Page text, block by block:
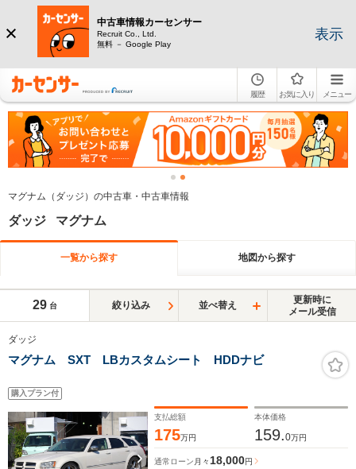
中古車情報カーセンサー
Recruit Co., Ltd.
無料 － Google Play
表示
履歴 お気に入り メニュー
マグナム（ダッジ）の中古車・中古車情報
ダッジ マグナム
一覧から探す 地図から探す
29 台 絞り込み 並べ替え
更新時に
メール受信
ダッジ
マグナム SXT LBカスタムシート HDDナビ
購入プラン付
支払総額
175万円
本体価格
159.0万円
通常ローン 月々18,000円